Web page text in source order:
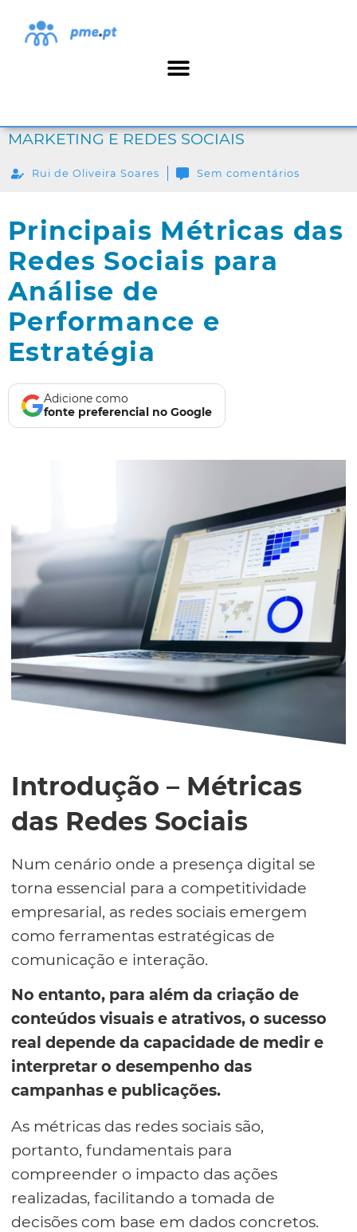
MARKETING E REDES SOCIAIS
Rui de Oliveira Soares Sem comentários
Principais Métricas das
Redes Sociais para
Análise de
Performance e
Estratégia
Adicione como
fonte preferencial no Google
Introdução – Métricas
das Redes Sociais
Num cenário onde a presença digital se
torna essencial para a competitividade
empresarial, as redes sociais emergem
como ferramentas estratégicas de
comunicação e interação.
No entanto, para além da criação de
conteúdos visuais e atrativos, o sucesso
real depende da capacidade de medir e
interpretar o desempenho das
campanhas e publicações.
As métricas das redes sociais são,
portanto, fundamentais para
compreender o impacto das ações
realizadas, facilitando a tomada de
decisões com base em dados concretos.